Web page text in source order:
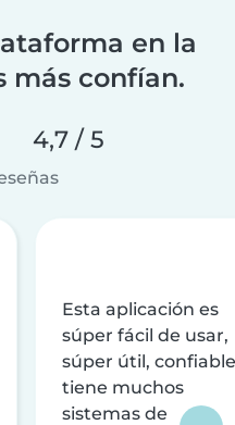
en la
más confían.
4,7 / 5
Esta aplicación es
súper fácil de usar,
súper útil,
tiene muchos
sistemas de